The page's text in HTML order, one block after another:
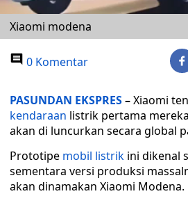
Xiaomi modena
0 Komentar
PASUNDAN EKSPRES–Xiaomi
kendaraan listrik pertama
akan di luncurkan secara global
Prototipe mobil listrik ini dikenal
sementara versi produksi
akan dinamakan Xiaomi Modena.